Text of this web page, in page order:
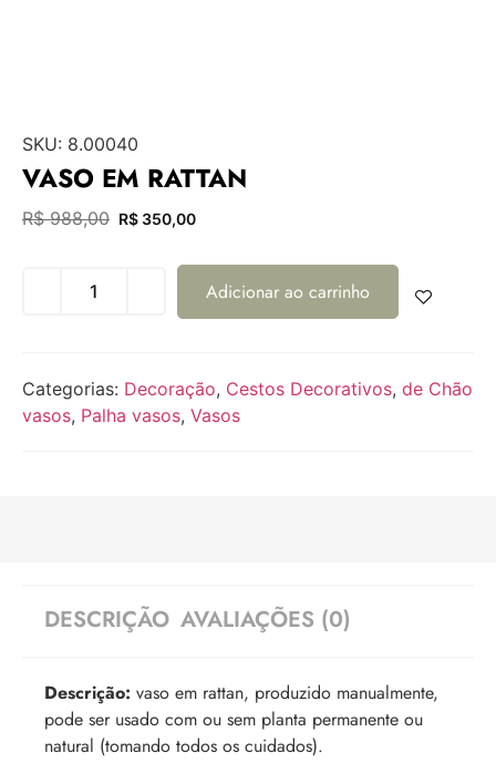
SKU: 8.00040
VASO EM RATTAN
R$988,00 R$ 350,00
Adicionar ao carrinho
Categorias: Decoração, Cestos Decorativos, de Chão
vasos, Palha vasos, Vasos
DESCRIÇÃO AVALIAÇÕES (0)
Descrição: vaso em rattan, produzido manualmente,
pode ser usado com ou sem planta permanente ou
natural (tomando todos os cuidados).